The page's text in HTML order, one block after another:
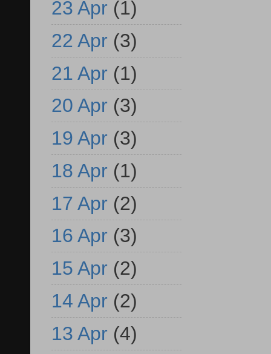
23 Apr (1)
22 Apr (3)
21 Apr (1)
20 Apr (3)
19 Apr (3)
18 Apr (1)
17 Apr (2)
16 Apr (3)
15 Apr (2)
14 Apr (2)
13 Apr (4)